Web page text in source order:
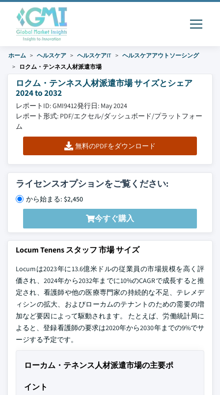
ホーム ヘルスケア ヘルスケアIT
ヘルスケアアウトソーシング
ロクム・テンネス人材派遣市場
ロクム・テンネス人材派遣市場 サイズとシェア
2024 to 2032
レポートID: GMI9412発行日: May 2024
レポート形式: PDF/エクセル/ダッシュボード/プラットフォー
ム
無料のPDFをダウンロード
ライセンスオプションをご覧ください:
から始まる: $2,450
今すぐ購入
Locum Tenens スタッフ 市場 サイズ
Locumは2023年に13.6億米ドルの従業員の市場規模を高く評
価され、2024年から2032年までに10%のCAGRで成長すると推
定され、看護師や他の医療専門家の持続的な不足、テレメデ
ィシンの拡大、およびローカムのテナントのための需要の増
加など要因によって駆動されます。 たとえば、労働統計局に
よると、登録看護師の要求は2020年から2030年までの9%でサ
ージする予定です。
ローカム・テネンス人材派遣市場の主要ポ
イント